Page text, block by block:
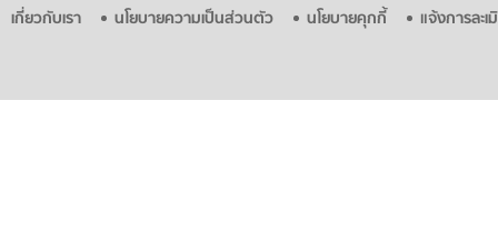
เกี่ยวกับเรา นโยบายความเป็นส่วนตัว นโยบายคุกกี้ แจ้งการละ